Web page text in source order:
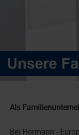
Als
Bei Hörmann -